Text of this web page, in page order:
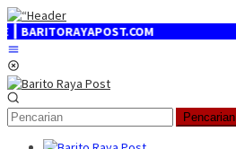
Loncat
ke
konten
Pencarian